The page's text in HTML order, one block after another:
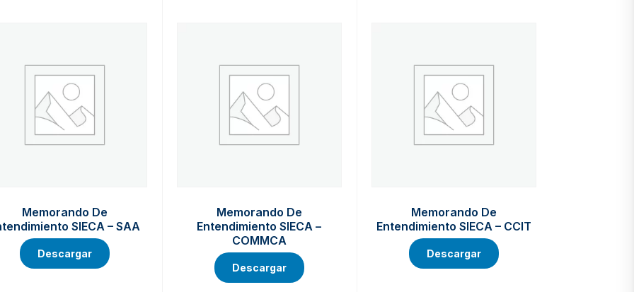
Memorando De
SIECA – SAA
Descargar
Memorando De
Entendimiento SIECA –
COMMCA
Descargar
Memorando De
Entendimiento SIECA – CCIT
Descargar